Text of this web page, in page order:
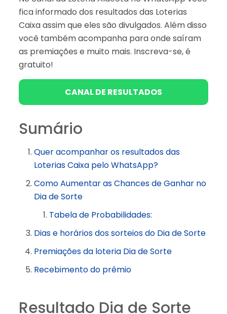
fica informado dos resultados das Loterias
Caixa assim que eles são divulgados. Além disso
você também acompanha para onde saíram
as premiações e muito mais. Inscreva-se, é
gratuito!
CANAL DE RESULTADOS
Sumário
Quer acompanhar os resultados das
Loterias Caixa pelo WhatsApp?
Como Aumentar as Chances de Ganhar no
Dia de Sorte
Tabela de Probabilidades:
Dias e horários dos sorteios do Dia de Sorte
Premiações da loteria Dia de Sorte
Recebimento do prêmio
Resultado Dia de Sorte